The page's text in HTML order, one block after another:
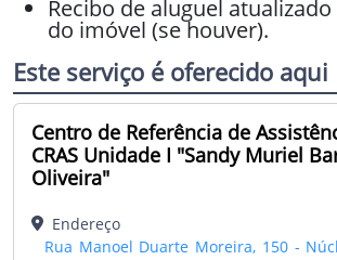
Recibo de aluguel
do imóvel (se houver).
Este serviço é oferecido aqui
Centro de Referência de
CRAS Unidade I "Sandy Muriel
Oliveira"
Endereço
Rua Manoel Duarte Moreira, 150 -